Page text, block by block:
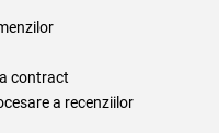
contract
a recenziilor